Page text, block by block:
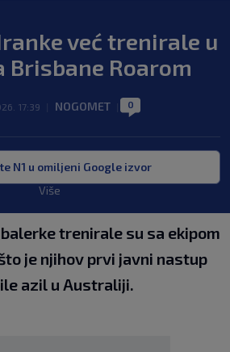
već trenirale u
Roarom
17:39 NOGOMET 0
N1 u omiljeni Google izvor
Više
trenirale su sa ekipom
je njihov prvi javni nastup
azil u Australiji.